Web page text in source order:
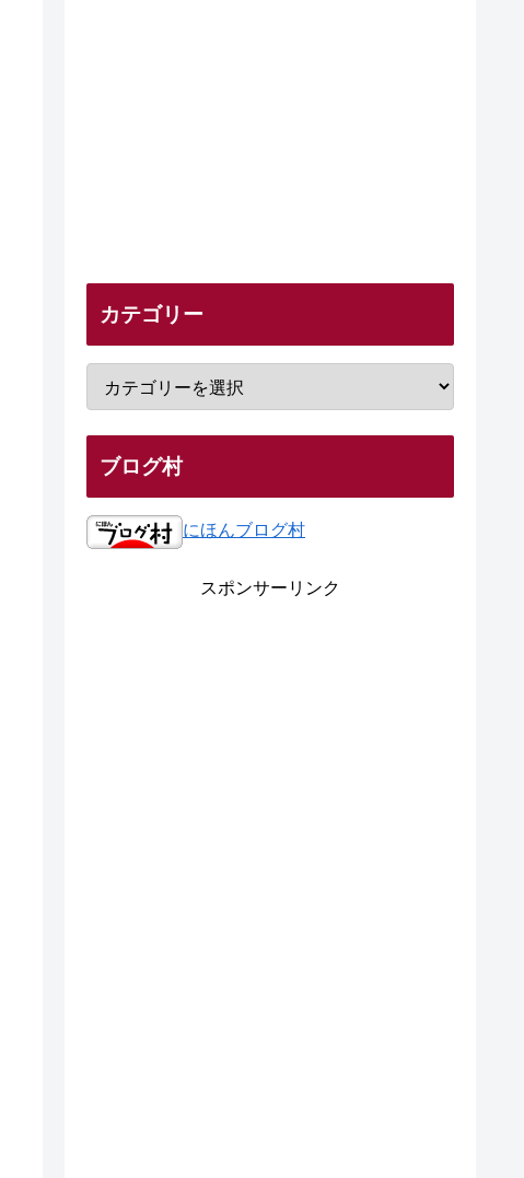
カテゴリー
ブログ村
にほんブログ村
スポンサーリンク